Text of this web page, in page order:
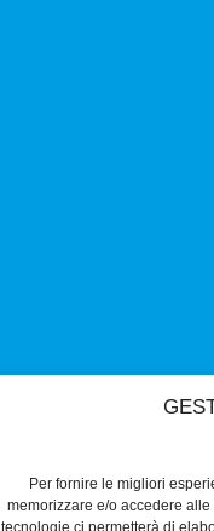
Per fornire le migliori
memorizzare e/o accedere
tecnologie ci permetterà di